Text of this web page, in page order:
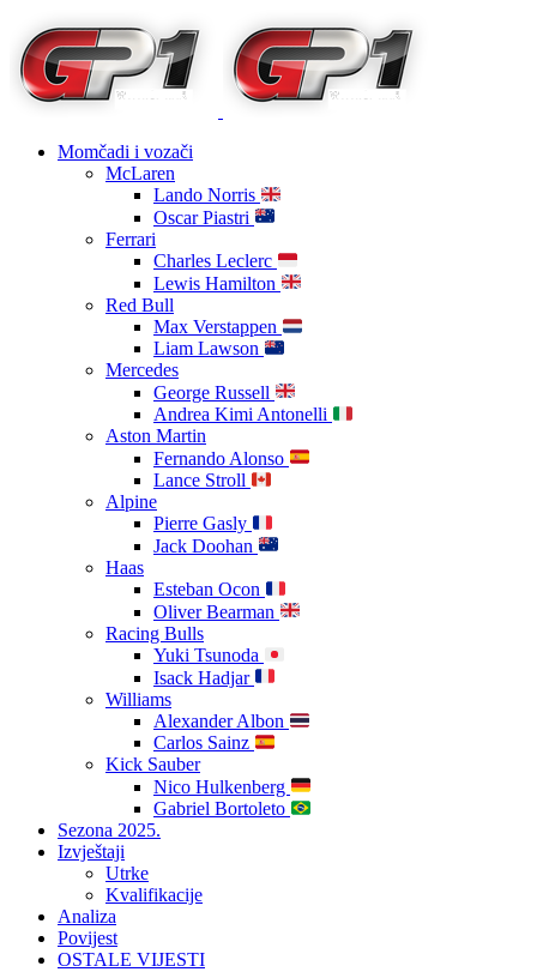
Momčadi i vozači
McLaren
Lando Norris
Oscar Piastri
Ferrari
Charles Leclerc
Lewis Hamilton
Red Bull
Max Verstappen
Liam Lawson
Mercedes
George Russell
Andrea Kimi Antonelli
Aston Martin
Fernando Alonso
Lance Stroll
Alpine
Pierre Gasly
Jack Doohan
Haas
Esteban Ocon
Oliver Bearman
Racing Bulls
Yuki Tsunoda
Isack Hadjar
Williams
Alexander Albon
Carlos Sainz
Kick Sauber
Nico Hulkenberg
Gabriel Bortoleto
Sezona 2025.
Izvještaji
Utrke
Kvalifikacije
Analiza
Povijest
OSTALE VIJESTI